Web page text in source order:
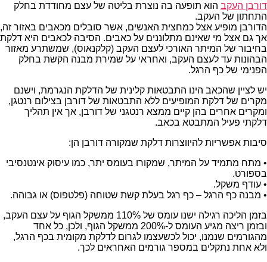
דורבן העקב הוא תופעה בה נוצרת בליטה של עצם מחודדת בחלק
התחתון של העקב.
הדורבן מופיע אצל כמחצית האנשים, אשר סובלים מכאבים באזור זה,
אך גם אצל מי שאינם מתלוננים על כאבים. הסיבה לכאבים היא דלקת
בחיבור של המיתר האורכי לעצם העקב (קלקנאוס), שמשתרע מאזור
הבהונות עד לעצם העקב, ואחראי על שמירת מבנה הקשת בחלק
הפנימי של כף הרגל.
יש לציין שהכאב הינו התבטאות קלינית של הדלקת הנגרמת, וישנם
מקרים של דלקת המופיעים ללא התבטאות של דורבן בצילום רנטגן,
ומקרים אחרים בהן קיים ממצא רנטגני של דורבן, אך אין תהליך
דלקתי פעיל המתבטא בכאב.
סיבות אפשריות להיווצרות דלקת שמקורה דורבן הן:
• מתח מתמיד על המיתר, שמקורו בעומס יתר, כמו עיסוק אינטנסיבי
בספורט.
• עודף משקל.
• מבנה כף הרגל – כף רגל בעלת קשת שטוחה (פלטפוס) או גבוהה.
בזמן הליכה רגילה ישנו עומס של 110% ממשקל הגוף על עצם העקב,
ובזמן ריצה מגיע העומס ל-200% ממשקל הגוף, ולכן, כל אחד
מהגורמים שנמנו, יכול לכשעצמו לגרום לדלקת מקומית בכף הרגל,
ולא אחת נתקלים במספר גורמים האחראים לכך.